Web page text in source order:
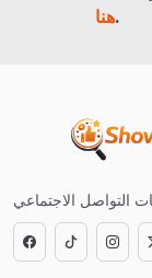
هنا.
التواصل الاجتماعي